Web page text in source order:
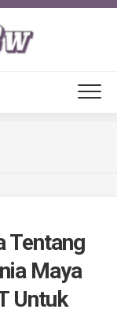
Tentang
Maya
Untuk